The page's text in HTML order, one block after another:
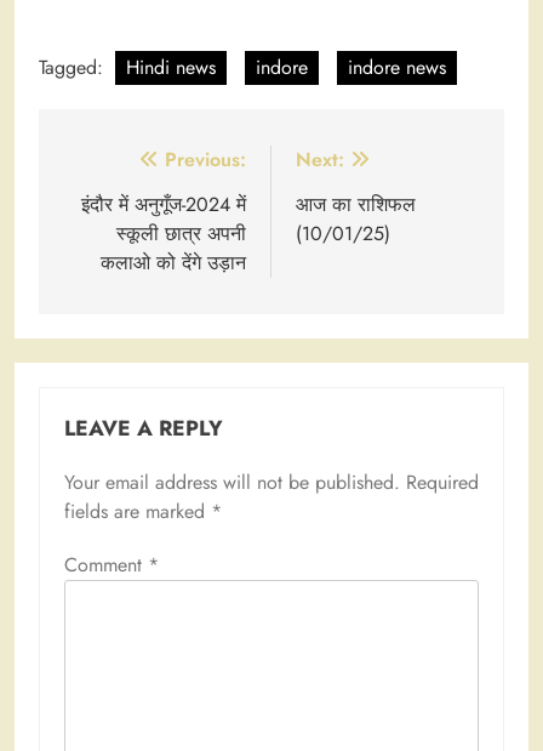
Tagged: Hindi news indore indore news
navigation
Previous:
इंदौर में अनुगूँज-2024 में
स्कूली छात्र अपनी
कलाओ को देंगे उड़ान
Next:
आज का राशिफल
(10/01/25)
LEAVE A REPLY
Your email address will not be published. Required
fields are marked *
Comment *